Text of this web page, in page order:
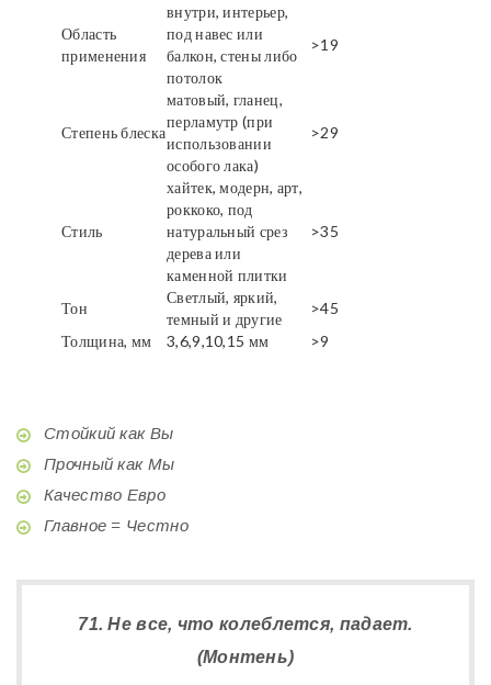
Область
применения
внутри, интерьер,
под навес или
балкон, стены либо
потолок
>19
Степень блеска
матовый, гланец,
перламутр (при
использовании
особого лака)
>29
Стиль
хайтек, модерн, арт,
роккоко, под
натуральный срез
дерева или
каменной плитки
>35
Тон
Светлый, яркий,
темный и другие
>45
Толщина, мм
3,6,9,10,15 мм >9
Стойкий как Вы
Прочный как Мы
Качество Евро
Главное = Честно
71. Не все, что колеблется, падает.
(Монтень)